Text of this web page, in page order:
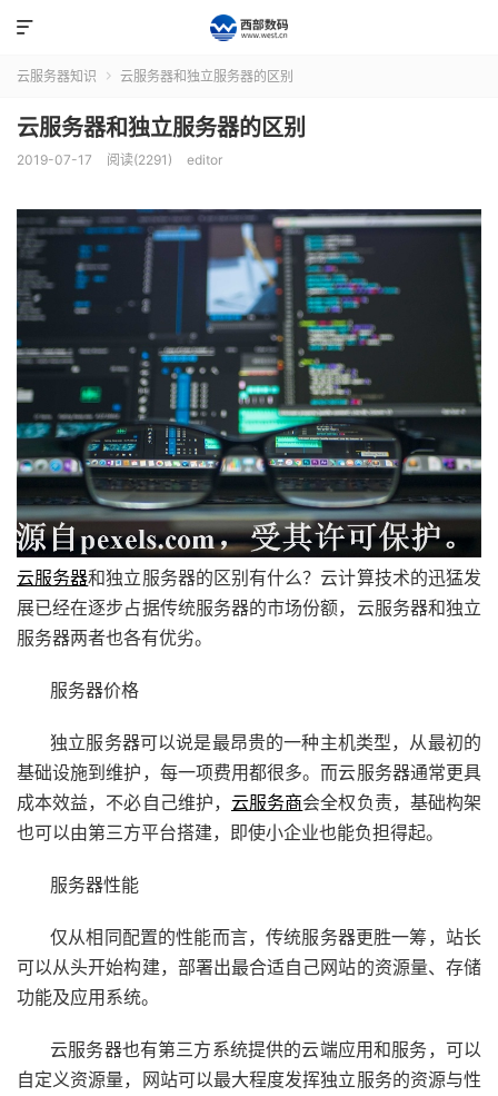

云服务器知识  云服务器和独立服务器的区别
云服务器和独立服务器的区别
2019-07-17 阅读(2291) editor
云服务器和独立服务器的区别有什么？云计算技术的迅猛发
展已经在逐步占据传统服务器的市场份额，云服务器和独立
服务器两者也各有优劣。
服务器价格
独立服务器可以说是最昂贵的一种主机类型，从最初的
基础设施到维护，每一项费用都很多。而云服务器通常更具
成本效益，不必自己维护， 云服务商会全权负责，基础构架
也可以由第三方平台搭建，即使小企业也能负担得起。
服务器性能
仅从相同配置的性能而言，传统服务器更胜一筹，站长
可以从头开始构建，部署出最合适自己网站的资源量、存储
功能及应用系统。
云服务器也有第三方系统提供的云端应用和服务，可以
自定义资源量，网站可以最大程度发挥独立服务的资源与性